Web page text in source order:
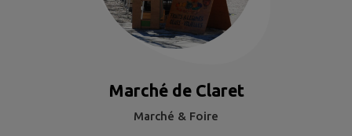
Marché de Claret
Marché & Foire